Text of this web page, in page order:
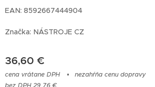
EAN: 8592667444904
Značka: NÁSTROJE CZ
36,60 €
cena vrátane DPH
nezahŕňa cenu dopravy